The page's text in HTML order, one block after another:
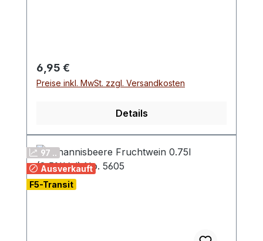
Dezente Süße. Tipp: Mit Orangenscheiben
erhitzen. Erfreut aber auch pur. Nicht
Regulärer Preis:
6,95 €
Preise inkl. MwSt. zzgl. Versandkosten
Details
97 ..
Ausverkauft
F5-Transit